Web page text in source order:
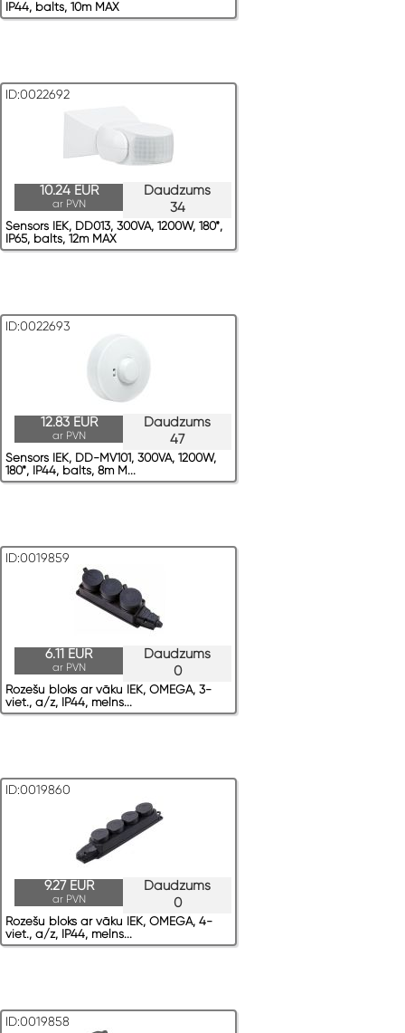
IP44, balts, 10m MAX
ID:0022692
Daudzums
34
10.24 EUR
ar PVN
Sensors IEK, DD013, 300VA, 1200W, 180*,
IP65, balts, 12m MAX
ID:0022693
Daudzums
47
12.83 EUR
ar PVN
Sensors IEK, DD-MV101, 300VA, 1200W,
180*, IP44, balts, 8m M...
ID:0019859
Daudzums
0
6.11 EUR
ar PVN
Rozešu bloks ar vāku IEK, OMEGA, 3-
viet., a/z, IP44, melns...
ID:0019860
Daudzums
0
9.27 EUR
ar PVN
Rozešu bloks ar vāku IEK, OMEGA, 4-
viet., a/z, IP44, melns...
ID:0019858